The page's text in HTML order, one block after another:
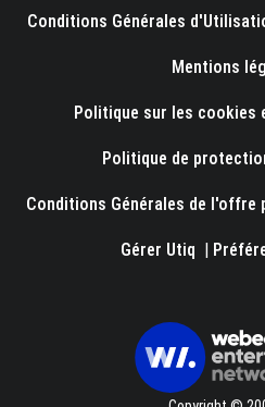
Conditions Générales
Mentions
Politique sur les cookies
Politique de
Conditions Générales de l'offre
Gérer Utiq |